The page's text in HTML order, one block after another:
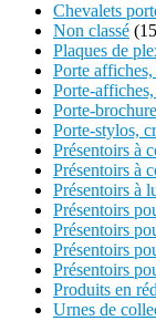
Chevalets
Non classé
Plaques de
Porte affiches,
Porte-
Porte-
Porte-stylos,
Présentoirs à
Présentoirs à
Présentoirs à
Présentoirs
Présentoirs
Présentoirs
Présentoirs
Produits en
Urnes de